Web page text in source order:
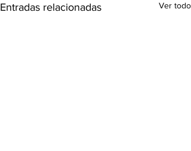
Entradas relacionadas Ver todo